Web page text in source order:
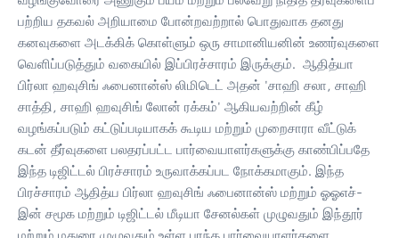
பற்றிய தகவல் அறியாமை போன்றவற்றால் பொதுவாக தனது
கனவுகளை அடக்கிக் கொள்ளும் ஒரு சாமானியனின் உணர்வுகளை
வெளிப்படுத்தும் வகையில் இப்பிரச்சாரம் இருக்கும். ஆதித்யா
பிர்லா ஹவுசிங் ஃபைனான்ஸ் லிமிடெட் அதன் 'சாஹி சலா, சாஹி
சாத்தி, சாஹி ஹவுசிங் லோன் ரக்கம்' ஆகியவற்றின் கீழ்
வழங்கப்படும் கட்டுப்படியாகக் கூடிய மற்றும் முறைசாரா வீட்டுக்
கடன் தீர்வுகளை பலதரப்பட்ட பார்வையாளர்களுக்கு காண்பிப்பதே
இந்த டிஜிட்டல் பிரச்சாரம் உருவாக்கப்பட நோக்கமாகும். இந்த
பிரச்சாரம் ஆதித்ய பிர்லா ஹவுசிங் ஃபைனான்ஸ் மற்றும் ஓஓஎச்-
இன் சமூக மற்றும் டிஜிட்டல் மீடியா சேனல்கள் முழுவதும் இந்தூர்
மற்றும் மதுரை முழுவதும் உள்ள பரந்த பார்வையாளர்களை